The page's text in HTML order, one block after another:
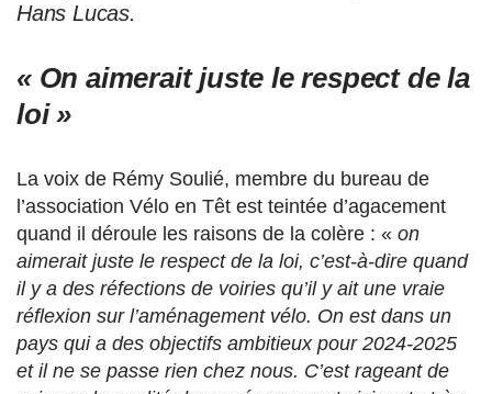
Hans Lucas.
« On aimerait juste le respect de la
loi »
La voix de Rémy Soulié, membre du bureau de
l’association Vélo en Têt est teintée d’agacement
quand il déroule les raisons de la colère : « on
aimerait juste le respect de la loi, c’est-à-dire quand
il y a des réfections de voiries qu’il y ait une vraie
réflexion sur l’aménagement vélo. On est dans un
pays qui a des objectifs ambitieux pour 2024-2025
et il ne se passe rien chez nous. C’est rageant de